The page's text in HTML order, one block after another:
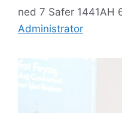
ned 7 Safer 1441AH
Administrator